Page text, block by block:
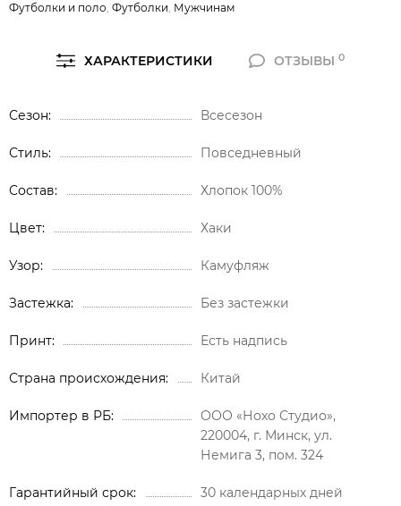
Футболки и поло, Футболки, Мужчинам
ХАРАКТЕРИСТИКИ ОТЗЫВЫ0
Сезон Всесезон
Стиль Повседневный
Состав Хлопок 100%
Цвет Хаки
Узор Камуфляж
Застежка Без застежки
Принт Есть надпись
Страна происхождения Китай
Импортер в РБ
ООО «Нохо Студио»,
220004, г. Минск, ул.
Немига 3, пом. 324
Гарантийный срок 30 календарных дней